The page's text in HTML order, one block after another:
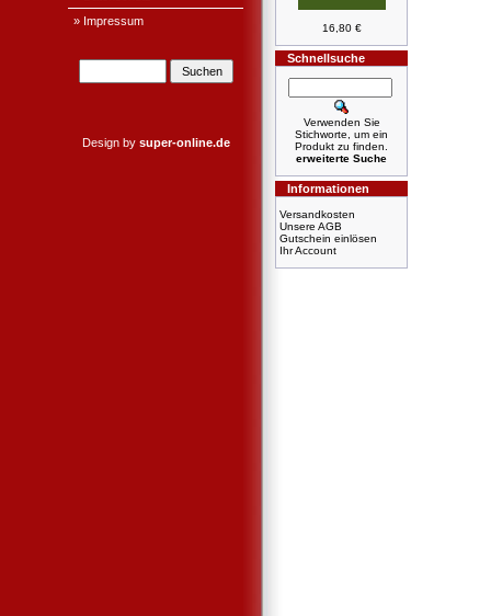
» Impressum
Design by super-online.de
16,80 €
Schnellsuche
Verwenden Sie
Stichworte, um ein
Produkt zu finden.
erweiterte Suche
Informationen
Versandkosten
Unsere AGB
Gutschein einlösen
Ihr Account